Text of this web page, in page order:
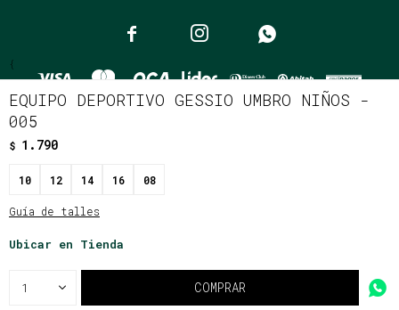
EQUIPO DEPORTIVO GESSIO UMBRO NIÑOS -
005
$ 1.790
10 12 14 16 08
Guía de talles
Ubicar en Tienda
1 COMPRAR
  
{
Fenicio